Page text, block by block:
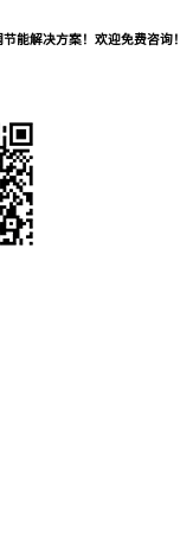
能解决方案！欢迎免费咨询！